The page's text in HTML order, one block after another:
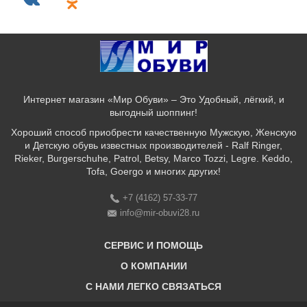
Интернет магазин «Мир Обуви» – Это Удобный, лёгкий, и
выгодный шоппинг!
Хороший способ приобрести качественную Мужскую, Женскую
и Детскую обувь известных производителей - Ralf Ringer,
Rieker, Burgerschuhe, Patrol, Betsy, Marco Tozzi, Legre. Keddo,
Tofa, Goergo и многих других!
+7 (4162) 57-33-77
info@mir-obuvi28.ru
СЕРВИС И ПОМОЩЬ
Бонусная программа
О КОМПАНИИ
C НАМИ ЛЕГКО СВЯЗАТЬСЯ